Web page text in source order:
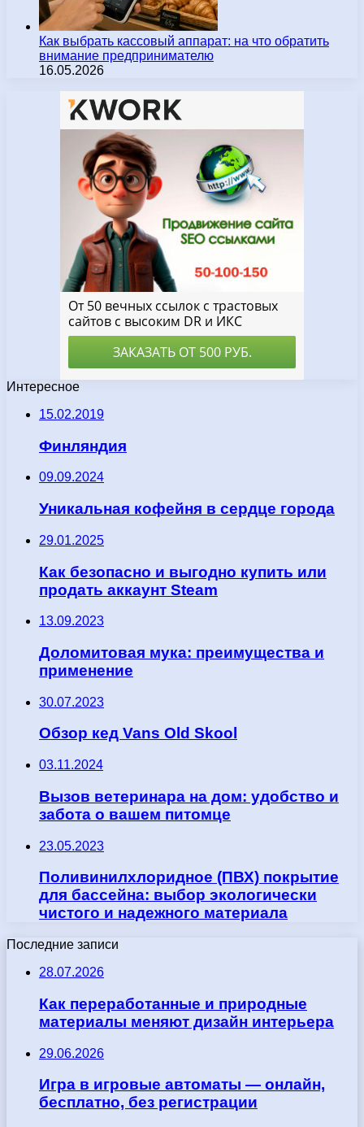
Как выбрать кассовый аппарат: на что обратить
внимание предпринимателю
16.05.2026
Интересное
15.02.2019
Финляндия
09.09.2024
Уникальная кофейня в сердце города
29.01.2025
Как безопасно и выгодно купить или
продать аккаунт Steam
13.09.2023
Доломитовая мука: преимущества и
применение
30.07.2023
Обзор кед Vans Old Skool
03.11.2024
Вызов ветеринара на дом: удобство и
забота о вашем питомце
23.05.2023
Поливинилхлоридное (ПВХ) покрытие
для бассейна: выбор экологически
чистого и надежного материала
Последние записи
28.07.2026
Как переработанные и природные
материалы меняют дизайн интерьера
29.06.2026
Игра в игровые автоматы — онлайн,
бесплатно, без регистрации